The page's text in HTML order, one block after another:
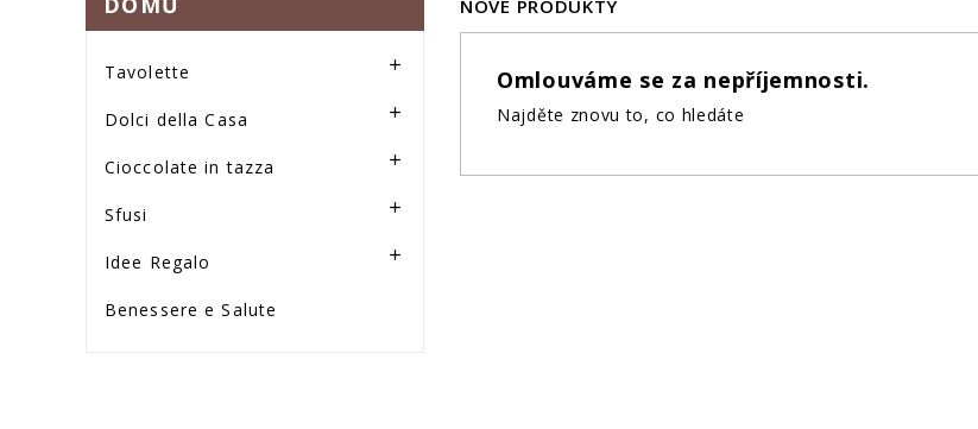
Tavolette 
Dolci della Casa 
Cioccolate in tazza 
Sfusi 
Idee Regalo 
Benessere e Salute
NOVÉ PRODUKTY
Omlouváme se za nepříjemnosti.
Najděte znovu to, co hledáte